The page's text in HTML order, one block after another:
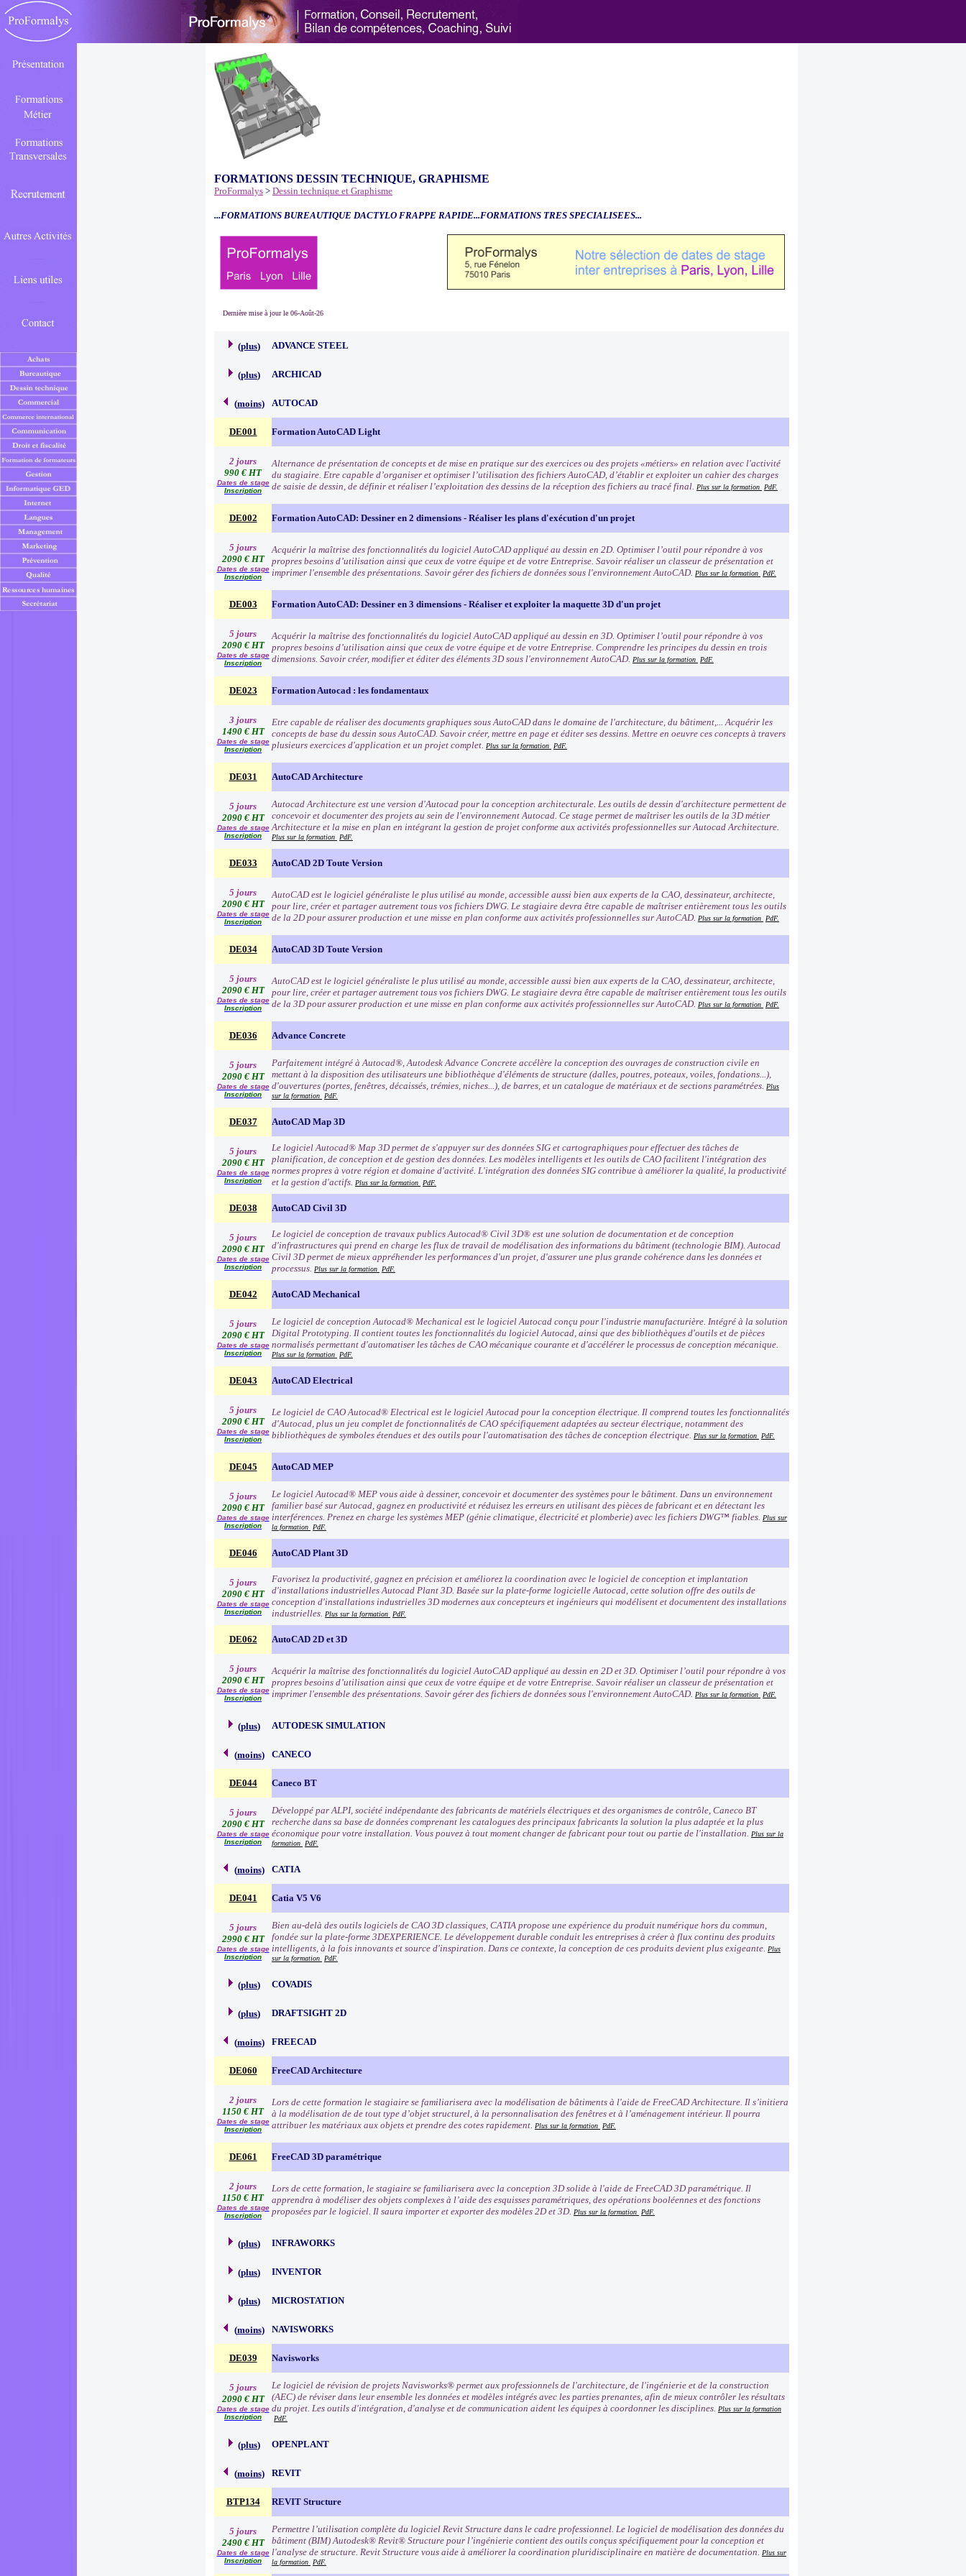
FORMATIONS DESSIN TECHNIQUE, GRAPHISME
ProFormalys > Dessin technique et Graphisme
...FORMATIONS BUREAUTIQUE DACTYLO FRAPPE RAPIDE...FORMATIONS TRES SPECIALISEES...
Dernière mise à jour le 06-Août-26
(plus) ADVANCE STEEL
(plus) ARCHICAD
(moins) AUTOCAD
DE001 Formation AutoCAD Light
2 jours
990 € HT
Dates de stage
Inscription
Alternance de présentation de concepts et de mise en pratique sur des exercices ou des projets «métiers» en relation avec l'activité
du stagiaire. Etre capable d’organiser et optimiser l’utilisation des fichiers AutoCAD, d’établir et exploiter un cahier des charges
de saisie de dessin, de définir et réaliser l’exploitation des dessins de la réception des fichiers au tracé final. Plus sur la formation PdF.
DE002 Formation AutoCAD: Dessiner en 2 dimensions - Réaliser les plans d'exécution d'un projet
5 jours
2090 € HT
Dates de stage
Inscription
Acquérir la maîtrise des fonctionnalités du logiciel AutoCAD appliqué au dessin en 2D. Optimiser l’outil pour répondre à vos
propres besoins d’utilisation ainsi que ceux de votre équipe et de votre Entreprise. Savoir réaliser un classeur de présentation et
imprimer l'ensemble des présentations. Savoir gérer des fichiers de données sous l'environnement AutoCAD. Plus sur la formation PdF.
DE003 Formation AutoCAD: Dessiner en 3 dimensions - Réaliser et exploiter la maquette 3D d'un projet
5 jours
2090 € HT
Dates de stage
Inscription
Acquérir la maîtrise des fonctionnalités du logiciel AutoCAD appliqué au dessin en 3D. Optimiser l’outil pour répondre à vos
propres besoins d’utilisation ainsi que ceux de votre équipe et de votre Entreprise. Comprendre les principes du dessin en trois
dimensions. Savoir créer, modifier et éditer des éléments 3D sous l'environnement AutoCAD. Plus sur la formation PdF.
DE023 Formation Autocad : les fondamentaux
3 jours
1490 € HT
Dates de stage
Inscription
Etre capable de réaliser des documents graphiques sous AutoCAD dans le domaine de l'architecture, du bâtiment,... Acquérir les
concepts de base du dessin sous AutoCAD. Savoir créer, mettre en page et éditer ses dessins. Mettre en oeuvre ces concepts à travers
plusieurs exercices d'application et un projet complet. Plus sur la formation PdF.
DE031 AutoCAD Architecture
5 jours
2090 € HT
Dates de stage
Inscription
Autocad Architecture est une version d'Autocad pour la conception architecturale. Les outils de dessin d'architecture permettent de
concevoir et documenter des projets au sein de l'environnement Autocad. Ce stage permet de maîtriser les outils de la 3D métier
Architecture et la mise en plan en intégrant la gestion de projet conforme aux activités professionnelles sur Autocad Architecture.
Plus sur la formation PdF.
DE033 AutoCAD 2D Toute Version
5 jours
2090 € HT
Dates de stage
Inscription
AutoCAD est le logiciel généraliste le plus utilisé au monde, accessible aussi bien aux experts de la CAO, dessinateur, architecte,
pour lire, créer et partager autrement tous vos fichiers DWG. Le stagiaire devra être capable de maîtriser entièrement tous les outils
de la 2D pour assurer production et une misse en plan conforme aux activités professionnelles sur AutoCAD. Plus sur la formation PdF.
DE034 AutoCAD 3D Toute Version
5 jours
2090 € HT
Dates de stage
Inscription
AutoCAD est le logiciel généraliste le plus utilisé au monde, accessible aussi bien aux experts de la CAO, dessinateur, architecte,
pour lire, créer et partager autrement tous vos fichiers DWG. Le stagiaire devra être capable de maîtriser entièrement tous les outils
de la 3D pour assurer production et une misse en plan conforme aux activités professionnelles sur AutoCAD. Plus sur la formation PdF.
DE036 Advance Concrete
5 jours
2090 € HT
Dates de stage
Inscription
Parfaitement intégré à Autocad®, Autodesk Advance Concrete accélère la conception des ouvrages de construction civile en
mettant à la disposition des utilisateurs une bibliothèque d'éléments de structure (dalles, poutres, poteaux, voiles, fondations...),
d'ouvertures (portes, fenêtres, décaissés, trémies, niches...), de barres, et un catalogue de matériaux et de sections paramétrées. Plus
sur la formation
PdF.
DE037 AutoCAD Map 3D
5 jours
2090 € HT
Dates de stage
Inscription
Le logiciel Autocad® Map 3D permet de s'appuyer sur des données SIG et cartographiques pour effectuer des tâches de
planification, de conception et de gestion des données. Les modèles intelligents et les outils de CAO facilitent l'intégration des
normes propres à votre région et domaine d'activité. L'intégration des données SIG contribue à améliorer la qualité, la productivité
et la gestion d'actifs. Plus sur la formation PdF.
DE038 AutoCAD Civil 3D
5 jours
2090 € HT
Dates de stage
Inscription
Le logiciel de conception de travaux publics Autocad® Civil 3D® est une solution de documentation et de conception
d'infrastructures qui prend en charge les flux de travail de modélisation des informations du bâtiment (technologie BIM). Autocad
Civil 3D permet de mieux appréhender les performances d'un projet, d'assurer une plus grande cohérence dans les données et
processus. Plus sur la formation PdF.
DE042 AutoCAD Mechanical
5 jours
2090 € HT
Dates de stage
Inscription
Le logiciel de conception Autocad® Mechanical est le logiciel Autocad conçu pour l'industrie manufacturière. Intégré à la solution
Digital Prototyping. Il contient toutes les fonctionnalités du logiciel Autocad, ainsi que des bibliothèques d'outils et de pièces
normalisés permettant d'automatiser les tâches de CAO mécanique courante et d'accélérer le processus de conception mécanique.
Plus sur la formation PdF.
DE043 AutoCAD Electrical
5 jours
2090 € HT
Dates de stage
Inscription
Le logiciel de CAO Autocad® Electrical est le logiciel Autocad pour la conception électrique. Il comprend toutes les fonctionnalités
d'Autocad, plus un jeu complet de fonctionnalités de CAO spécifiquement adaptées au secteur électrique, notamment des
bibliothèques de symboles étendues et des outils pour l'automatisation des tâches de conception électrique. Plus sur la formation PdF.
DE045 AutoCAD MEP
5 jours
2090 € HT
Dates de stage
Inscription
Le logiciel Autocad® MEP vous aide à dessiner, concevoir et documenter des systèmes pour le bâtiment. Dans un environnement
familier basé sur Autocad, gagnez en productivité et réduisez les erreurs en utilisant des pièces de fabricant et en détectant les
interférences. Prenez en charge les systèmes MEP (génie climatique, électricité et plomberie) avec les fichiers DWG™ fiables. Plus sur
la formation
PdF.
DE046 AutoCAD Plant 3D
5 jours
2090 € HT
Dates de stage
Inscription
Favorisez la productivité, gagnez en précision et améliorez la coordination avec le logiciel de conception et implantation
d'installations industrielles Autocad Plant 3D. Basée sur la plate-forme logicielle Autocad, cette solution offre des outils de
conception d'installations industrielles 3D modernes aux concepteurs et ingénieurs qui modélisent et documentent des installations
industrielles. Plus sur la formation PdF.
DE062 AutoCAD 2D et 3D
5 jours
2090 € HT
Dates de stage
Inscription
Acquérir la maîtrise des fonctionnalités du logiciel AutoCAD appliqué au dessin en 2D et 3D. Optimiser l’outil pour répondre à vos
propres besoins d’utilisation ainsi que ceux de votre équipe et de votre Entreprise. Savoir réaliser un classeur de présentation et
imprimer l'ensemble des présentations. Savoir gérer des fichiers de données sous l'environnement AutoCAD. Plus sur la formation PdF.
(plus) AUTODESK SIMULATION
(moins) CANECO
DE044 Caneco BT
5 jours
2090 € HT
Dates de stage
Inscription
Développé par ALPI, société indépendante des fabricants de matériels électriques et des organismes de contrôle, Caneco BT
recherche dans sa base de données comprenant les catalogues des principaux fabricants la solution la plus adaptée et la plus
économique pour votre installation. Vous pouvez à tout moment changer de fabricant pour tout ou partie de l'installation. Plus sur la
formation
PdF.
(moins) CATIA
DE041 Catia V5 V6
5 jours
2990 € HT
Dates de stage
Inscription
Bien au-delà des outils logiciels de CAO 3D classiques, CATIA propose une expérience du produit numérique hors du commun,
fondée sur la plate-forme 3DEXPERIENCE. Le développement durable conduit les entreprises à créer à flux continu des produits
intelligents, à la fois innovants et source d'inspiration. Dans ce contexte, la conception de ces produits devient plus exigeante. Plus
sur la formation
PdF.
(plus) COVADIS
(plus) DRAFTSIGHT 2D
(moins) FREECAD
DE060 FreeCAD Architecture
2 jours
1150 € HT
Dates de stage
Inscription
Lors de cette formation le stagiaire se familiarisera avec la modélisation de bâtiments à l'aide de FreeCAD Architecture. Il s’initiera
à la modélisation de de tout type d’objet structurel, à la personnalisation des fenêtres et à l’aménagement intérieur. Il pourra
attribuer les matériaux aux objets et prendre des cotes rapidement. Plus sur la formation PdF.
DE061 FreeCAD 3D paramétrique
2 jours
1150 € HT
Dates de stage
Inscription
Lors de cette formation, le stagiaire se familiarisera avec la conception 3D solide à l'aide de FreeCAD 3D paramétrique. Il
apprendra à modéliser des objets complexes à l’aide des esquisses paramétriques, des opérations booléennes et des fonctions
proposées par le logiciel. Il saura importer et exporter des modèles 2D et 3D. Plus sur la formation PdF.
(plus) INFRAWORKS
(plus) INVENTOR
(plus) MICROSTATION
(moins) NAVISWORKS
DE039 Navisworks
5 jours
2090 € HT
Dates de stage
Inscription
Le logiciel de révision de projets Navisworks® permet aux professionnels de l'architecture, de l'ingénierie et de la construction
(AEC) de réviser dans leur ensemble les données et modèles intégrés avec les parties prenantes, afin de mieux contrôler les résultats
du projet. Les outils d'intégration, d'analyse et de communication aident les équipes à coordonner les disciplines. Plus sur la formation
PdF.
(plus) OPENPLANT
(moins) REVIT
BTP134 REVIT Structure
5 jours
2490 € HT
Dates de stage
Inscription
Permettre l’utilisation complète du logiciel Revit Structure dans le cadre professionnel. Le logiciel de modélisation des données du
bâtiment (BIM) Autodesk® Revit® Structure pour l’ingénierie contient des outils conçus spécifiquement pour la conception et
l'analyse de structure. Revit Structure vous aide à améliorer la coordination pluridisciplinaire en matière de documentation. Plus sur
la formation
PdF.